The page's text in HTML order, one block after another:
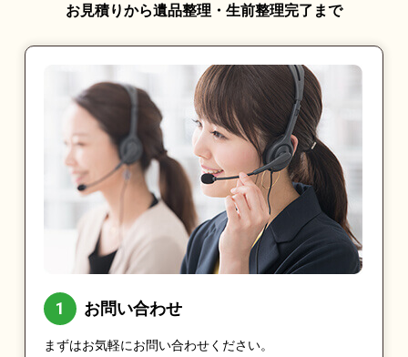
お見積りから遺品整理・生前整理完了まで
お問い合わせ
まずはお気軽にお問い合わせください。